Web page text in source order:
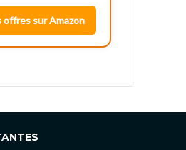
offres sur Amazon